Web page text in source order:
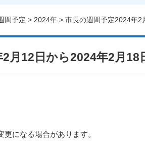
間予定 > 2024年 > 市長の週間予定2024年
月12日から2024年2月18
になる場合があります。